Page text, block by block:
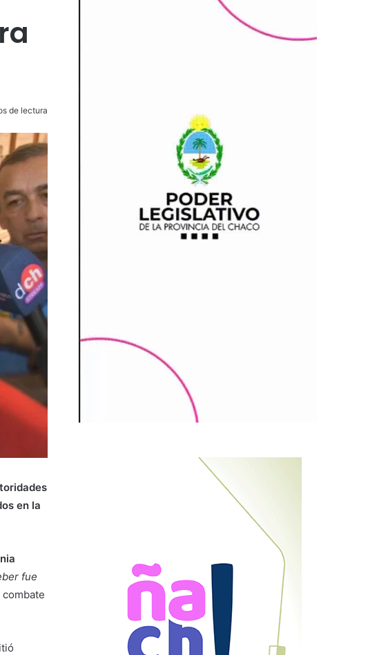
de lectura
en la
fue